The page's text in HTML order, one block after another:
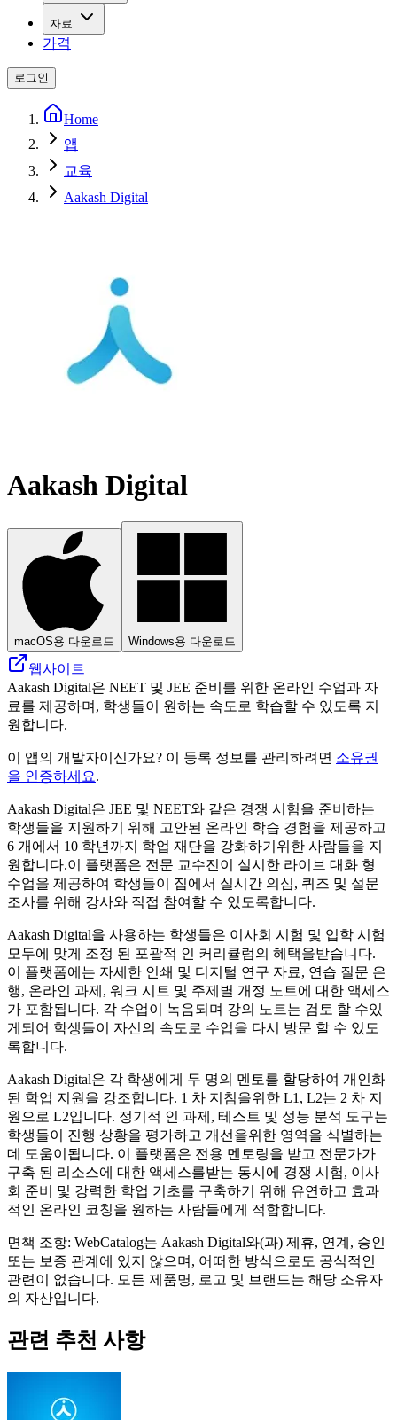
자료
가격
로그인
Home
앱
교육
Aakash Digital
Aakash Digital
macOS용 다운로드 Windows용 다운로드
웹사이트
Aakash Digital은 NEET 및 JEE 준비를 위한 온라인 수업과 자
료를 제공하며, 학생들이 원하는 속도로 학습할 수 있도록 지
원합니다.
이 앱의 개발자이신가요? 이 등록 정보를 관리하려면 소유권
을 인증하세요.
Aakash Digital은 JEE 및 NEET와 같은 경쟁 시험을 준비하는
학생들을 지원하기 위해 고안된 온라인 학습 경험을 제공하고
6 개에서 10 학년까지 학업 재단을 강화하기위한 사람들을 지
원합니다.이 플랫폼은 전문 교수진이 실시한 라이브 대화 형
수업을 제공하여 학생들이 집에서 실시간 의심, 퀴즈 및 설문
조사를 위해 강사와 직접 참여할 수 있도록합니다.
Aakash Digital을 사용하는 학생들은 이사회 시험 및 입학 시험
모두에 맞게 조정 된 포괄적 인 커리큘럼의 혜택을받습니다.
이 플랫폼에는 자세한 인쇄 및 디지털 연구 자료, 연습 질문 은
행, 온라인 과제, 워크 시트 및 주제별 개정 노트에 대한 액세스
가 포함됩니다. 각 수업이 녹음되며 강의 노트는 검토 할 수있
게되어 학생들이 자신의 속도로 수업을 다시 방문 할 수 있도
록합니다.
Aakash Digital은 각 학생에게 두 명의 멘토를 할당하여 개인화
된 학업 지원을 강조합니다. 1 차 지침을위한 L1, L2는 2 차 지
원으로 L2입니다. 정기적 인 과제, 테스트 및 성능 분석 도구는
학생들이 진행 상황을 평가하고 개선을위한 영역을 식별하는
데 도움이됩니다. 이 플랫폼은 전용 멘토링을 받고 전문가가
구축 된 리소스에 대한 액세스를받는 동시에 경쟁 시험, 이사
회 준비 및 강력한 학업 기초를 구축하기 위해 유연하고 효과
적인 온라인 코칭을 원하는 사람들에게 적합합니다.
면책 조항: WebCatalog는 Aakash Digital와(과) 제휴, 연계, 승인
또는 보증 관계에 있지 않으며, 어떠한 방식으로도 공식적인
관련이 없습니다. 모든 제품명, 로고 및 브랜드는 해당 소유자
의 자산입니다.
관련 추천 사항